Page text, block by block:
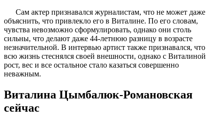
Сам актер признавался журналистам, что не может даже
объяснить, что привлекло его в Виталине. По его словам,
чувства невозможно сформулировать, однако они столь
сильны, что делают даже 44-летнюю разницу в возрасте
незначительной. В интервью артист также признавался, что
всю жизнь стеснялся своей внешности, однако с Виталиной
рост, вес и все остальное стало казаться совершенно
неважным.
Виталина Цымбалюк-Романовская
сейчас